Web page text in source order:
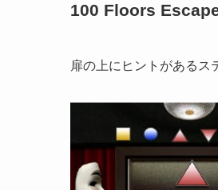
100 Floors
扉の上にヒントがあるス